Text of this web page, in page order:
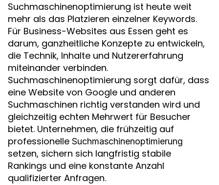
Suchmaschinenoptimierung ist heute weit
mehr als das Platzieren einzelner Keywords.
Für Business-Websites aus Essen geht es
darum, ganzheitliche Konzepte zu entwickeln,
die Technik, Inhalte und Nutzererfahrung
miteinander verbinden.
Suchmaschinenoptimierung sorgt dafür, dass
eine Website von Google und anderen
Suchmaschinen richtig verstanden wird und
gleichzeitig echten Mehrwert für Besucher
bietet. Unternehmen, die frühzeitig auf
professionelle Suchmaschinenoptimierung
setzen, sichern sich langfristig stabile
Rankings und eine konstante Anzahl
qualifizierter Anfragen.